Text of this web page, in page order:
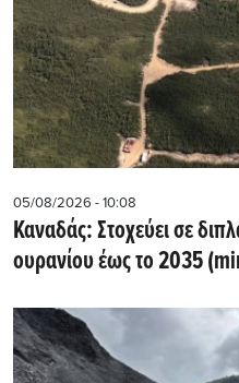
05/08/2026 - 10:08
Καναδάς: Στοχεύει σε
ουρανίου έως το 2035